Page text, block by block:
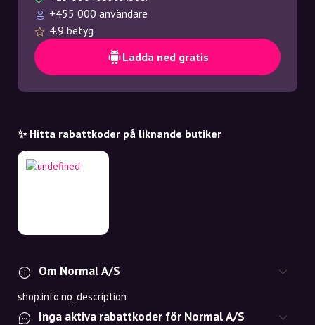
+455 000 användare
4.9 betyg
Ladda ned gratis
✨ Hitta rabattkoder på liknande butiker
Om Normal A/S
shop.info.no_description
Inga aktiva rabattkoder för Normal A/S